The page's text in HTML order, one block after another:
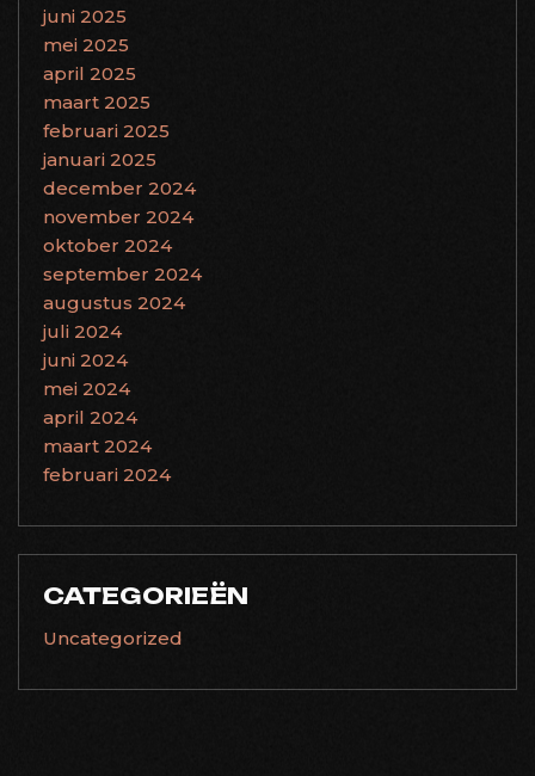
juni 2025
mei 2025
april 2025
maart 2025
februari 2025
januari 2025
december 2024
november 2024
oktober 2024
september 2024
augustus 2024
juli 2024
juni 2024
mei 2024
april 2024
maart 2024
februari 2024
CATEGORIEËN
Uncategorized